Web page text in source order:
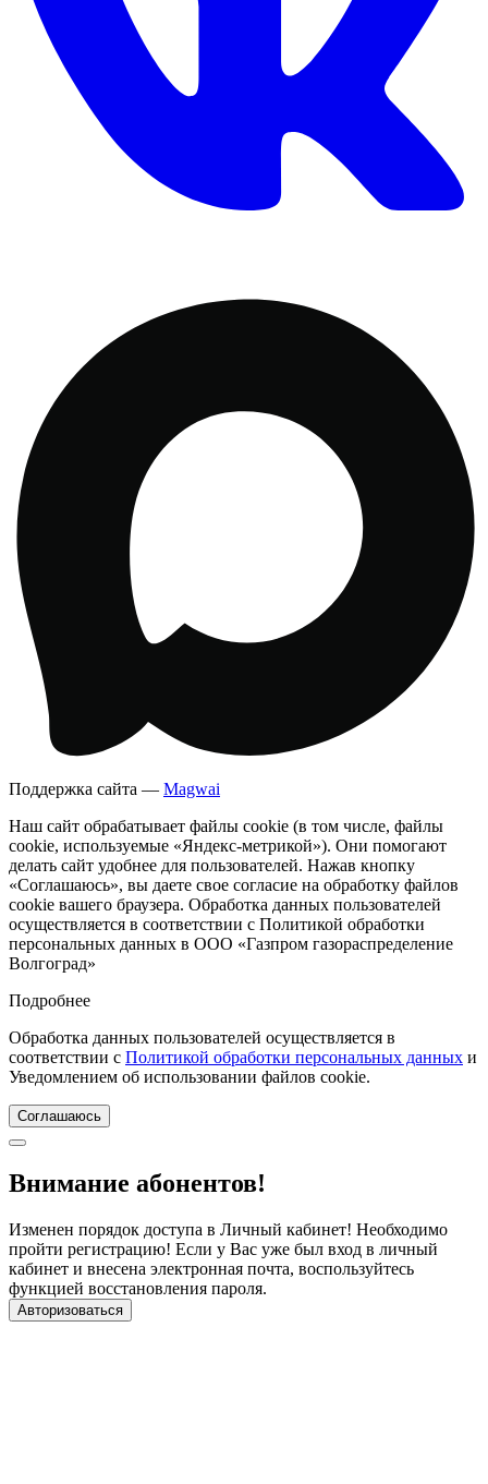
Поддержка сайта — Magwai
Наш сайт обрабатывает файлы cookie (в том числе, файлы
cookie, используемые «Яндекс-метрикой»). Они помогают
делать сайт удобнее для пользователей. Нажав кнопку
«Соглашаюсь», вы даете свое согласие на обработку файлов
cookie вашего браузера. Обработка данных пользователей
осуществляется в соответствии с Политикой обработки
персональных данных в ООО «Газпром газораспределение
Волгоград»
Подробнее
Обработка данных пользователей осуществляется в
соответствии с Политикой обработки персональных данных и
Уведомлением об использовании файлов cookie.
Соглашаюсь
Внимание абонентов!
Изменен порядок доступа в Личный кабинет! Необходимо
пройти регистрацию! Если у Вас уже был вход в личный
кабинет и внесена электронная почта, воспользуйтесь
функцией восстановления пароля.
Авторизоваться